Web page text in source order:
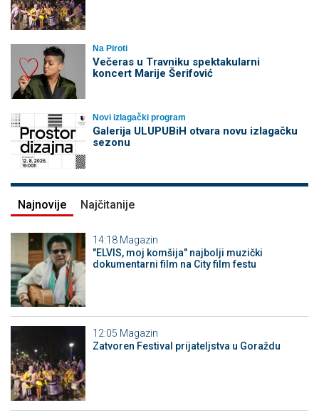
Na Piroti
Večeras u Travniku spektakularni
koncert Marije Šerifović
Novi izlagački program
Galerija ULUPUBiH otvara novu izlagačku
sezonu
Najnovije Najčitanije
14:18 Magazin
"ELVIS, moj komšija" najbolji muzički
dokumentarni film na City film festu
12:05 Magazin
Zatvoren Festival prijateljstva u Goraždu